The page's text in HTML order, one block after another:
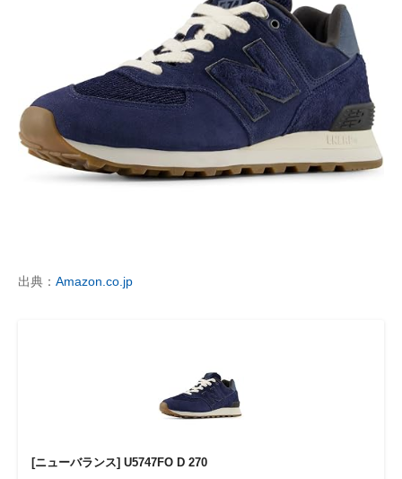
出典： Amazon.co.jp
[ニューバランス] U5747FO D 270